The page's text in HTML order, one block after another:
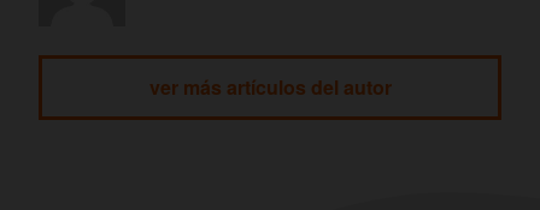
ver más artículos del autor